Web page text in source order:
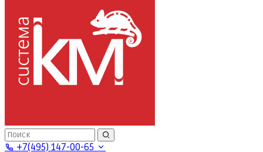
+7(495) 147-00-65